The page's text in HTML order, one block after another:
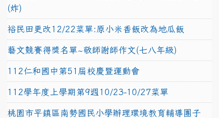
(炸)
裕民田更改12/22菜單:原小米香飯改為地瓜飯
藝文競賽得獎名單~敬師謝師作文(七八年級)
112仁和國中第51屆校慶暨運動會
112學年度上學期第9週10/23-10/27菜單
桃園市平鎮區南勢國民小學辦理環境教育輔導團子